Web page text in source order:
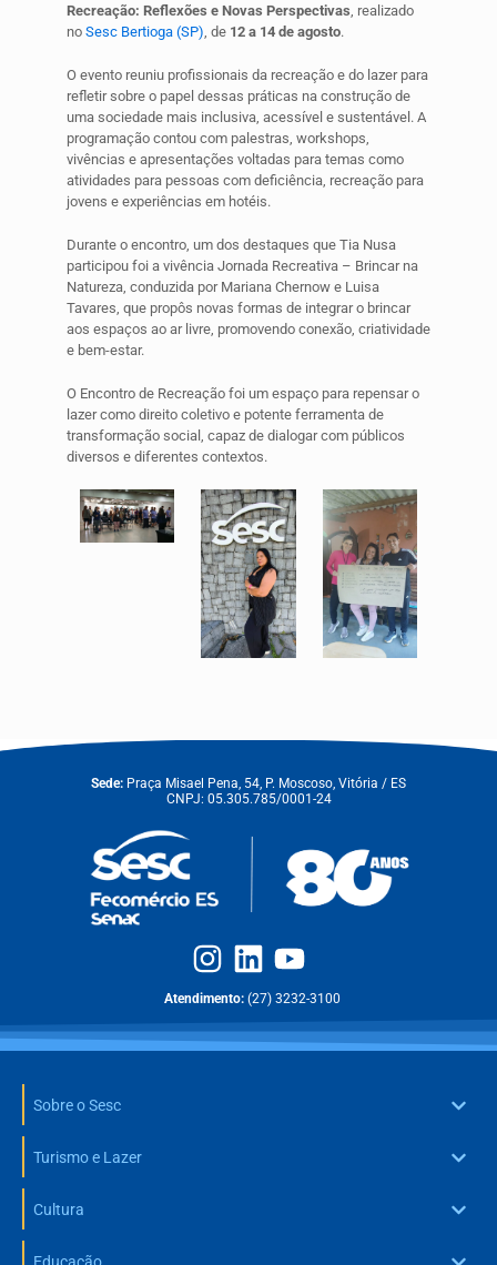
Recreação: Reflexões e Novas Perspectivas, realizado
no Sesc Bertioga (SP), de 12 a 14 de agosto.
O evento reuniu profissionais da recreação e do lazer para
refletir sobre o papel dessas práticas na construção de
uma sociedade mais inclusiva, acessível e sustentável. A
programação contou com palestras, workshops,
vivências e apresentações voltadas para temas como
atividades para pessoas com deficiência, recreação para
jovens e experiências em hotéis.
Durante o encontro, um dos destaques que Tia Nusa
participou foi a vivência Jornada Recreativa – Brincar na
Natureza, conduzida por Mariana Chernow e Luisa
Tavares, que propôs novas formas de integrar o brincar
aos espaços ao ar livre, promovendo conexão, criatividade
e bem-estar.
O Encontro de Recreação foi um espaço para repensar o
lazer como direito coletivo e potente ferramenta de
transformação social, capaz de dialogar com públicos
diversos e diferentes contextos.
Sede: Praça Misael Pena, 54, P. Moscoso, Vitória / ES
CNPJ: 05.305.785/0001-24
Atendimento: (27) 3232-3100
Sobre o Sesc
Turismo e Lazer
Cultura